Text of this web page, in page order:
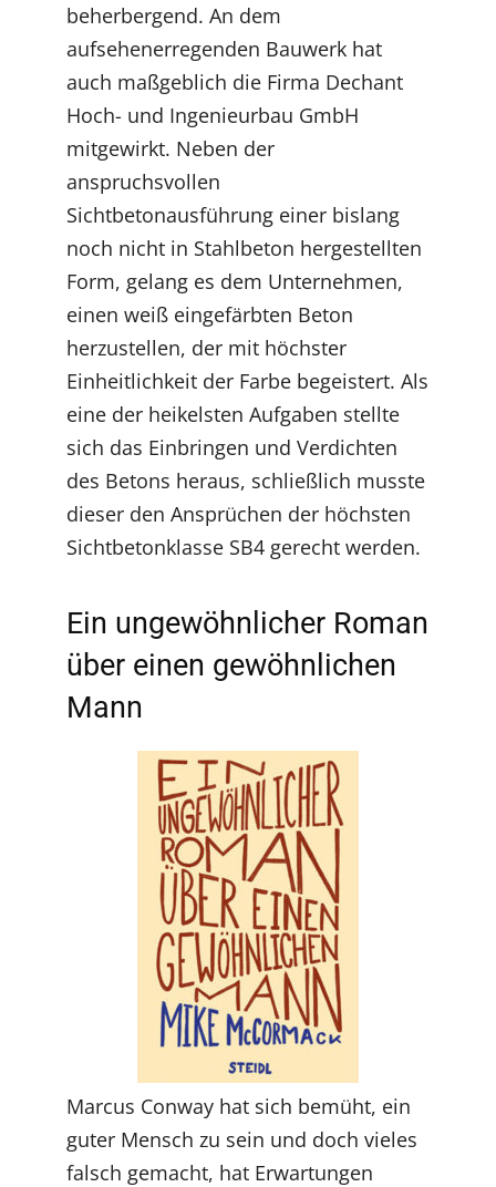
beherbergend. An dem
aufsehenerregenden Bauwerk hat
auch maßgeblich die Firma Dechant
Hoch- und Ingenieurbau GmbH
mitgewirkt. Neben der
anspruchsvollen
Sichtbetonausführung einer bislang
noch nicht in Stahlbeton hergestellten
Form, gelang es dem Unternehmen,
einen weiß eingefärbten Beton
herzustellen, der mit höchster
Einheitlichkeit der Farbe begeistert. Als
eine der heikelsten Aufgaben stellte
sich das Einbringen und Verdichten
des Betons heraus, schließlich musste
dieser den Ansprüchen der höchsten
Sichtbetonklasse SB4 gerecht werden.
Ein ungewöhnlicher Roman
über einen gewöhnlichen
Mann
Marcus Conway hat sich bemüht, ein
guter Mensch zu sein und doch vieles
falsch gemacht, hat Erwartungen